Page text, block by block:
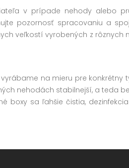
v prípade nehody alebo
pozornosť spracovaniu a
veľkostí vyrobených z rôznych
na mieru pre konkrétny
nehodách stabilnejší, a teda
boxy sa ľahšie čistia,